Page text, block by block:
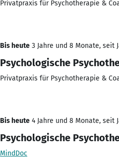
Privatpraxis für Psychotherapie &
Bis heute 3 Jahre und 8 Monate, seit
Psychologische
Privatpraxis für Psychotherapie &
Bis heute 4 Jahre und 8 Monate, seit
Psychologische
MindDoc